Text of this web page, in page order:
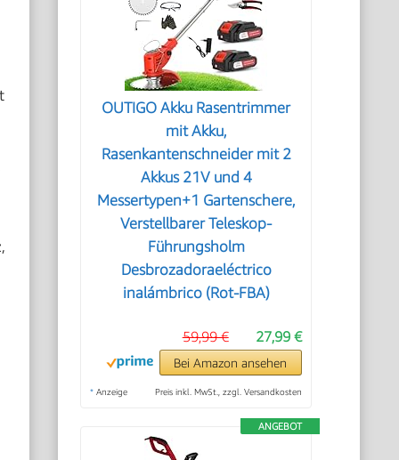
OUTIGO Akku Rasentrimmer
mit Akku,
Rasenkantenschneider mit 2
Akkus 21V und 4
Messertypen+1 Gartenschere,
Verstellbarer Teleskop-
Führungsholm
Desbrozadoraeléctrico
inalámbrico (Rot-FBA)
27,99 €
59,99 €
Bei Amazon ansehen
* Anzeige Preis inkl. MwSt., zzgl. Versandkosten
ANGEBOT